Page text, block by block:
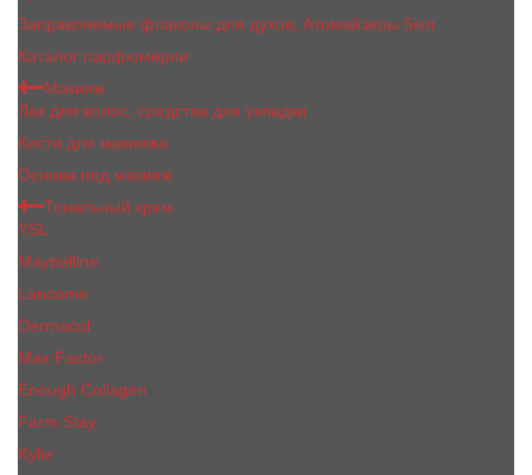
Заправляемые флаконы для духов, Атомайзеры 5мл
Каталог парфюмерии
Макияж
Лак для волос, средства для укладки
Кисти для макияжа
Основа под макияж
Тональный крем
YSL
Maybelline
Lancome
Dermacol
Max Factor
Enough Collagen
Farm Stay
Kylie